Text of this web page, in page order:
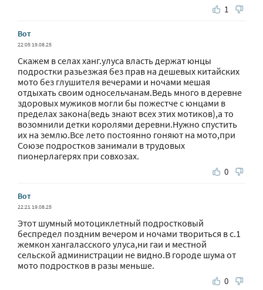
1
Вот
22:05 19.08.25
Скажем в селах ханг.улуса власть держат юнцы
подростки разьезжая без прав на дешевых китайских
мото без глушителя вечерами и ночами мешая
отдыхать своим односельчанам.Ведь много в деревне
здоровых мужиков могли бы пожестче с юнцами в
пределах закона(ведь знают всех этих мотиков),а то
возомнили детки королями деревни.Нужно спустить
их на землю.Все лето постоянно гоняют на мото,при
Союзе подростков занимали в трудовых
пионерлагерях при совхозах.
0
Вот
22:21 19.08.25
Этот шумный мотоциклетный подростковый
беспредел поздним вечером и ночами твориться в с.1
жемкон хангаласского улуса,ни гаи и местной
сельской администрации не видно.В городе шума от
мото подростков в разы меньше.
0